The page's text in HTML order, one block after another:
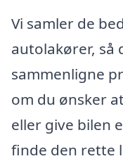
Vi samler de
autolakører, så
sammenligne
om du ønsker
eller give bilen
finde den rette